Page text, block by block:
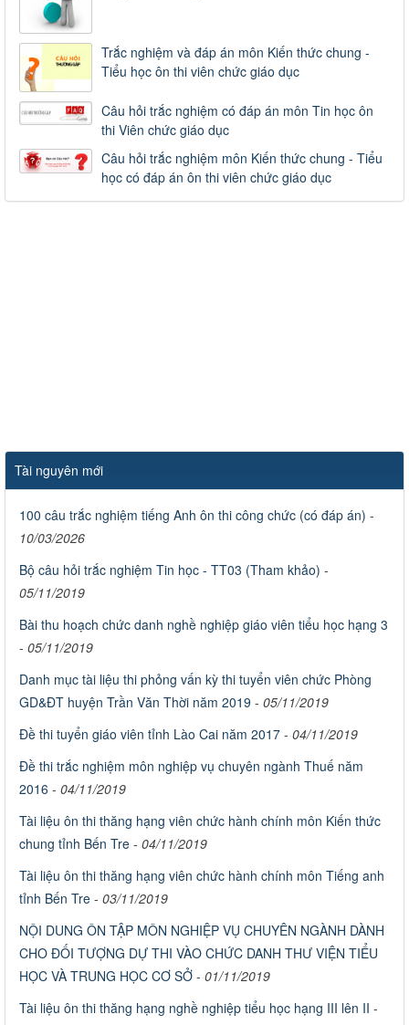
Trắc nghiệm và đáp án môn Kiến thức chung -
Tiểu học ôn thi viên chức giáo dục
Câu hỏi trắc nghiệm có đáp án môn Tin học ôn
thi Viên chức giáo dục
Câu hỏi trắc nghiệm môn Kiến thức chung - Tiểu
học có đáp án ôn thi viên chức giáo dục
Tài nguyên mới
100 câu trắc nghiệm tiếng Anh ôn thi công chức (có đáp án) -
10/03/2026
Bộ câu hỏi trắc nghiệm Tin học - TT03 (Tham khảo) -
05/11/2019
Bài thu hoạch chức danh nghề nghiệp giáo viên tiểu học hạng 3
- 05/11/2019
Danh mục tài liệu thi phỏng vấn kỳ thi tuyển viên chức Phòng
GD&ĐT huyện Trần Văn Thời năm 2019 - 05/11/2019
Đề thi tuyển giáo viên tỉnh Lào Cai năm 2017 - 04/11/2019
Đề thi trắc nghiệm môn nghiệp vụ chuyên ngành Thuế năm
2016 - 04/11/2019
Tài liệu ôn thi thăng hạng viên chức hành chính môn Kiến thức
chung tỉnh Bến Tre - 04/11/2019
Tài liệu ôn thi thăng hạng viên chức hành chính môn Tiếng anh
tỉnh Bến Tre - 03/11/2019
NỘI DUNG ÔN TẬP MÔN NGHIỆP VỤ CHUYÊN NGÀNH DÀNH
CHO ĐỐI TƯỢNG DỰ THI VÀO CHỨC DANH THƯ VIỆN TIỂU
HỌC VÀ TRUNG HỌC CƠ SỞ - 01/11/2019
Tài liệu ôn thi thăng hạng nghề nghiệp tiểu học hạng III lên II -